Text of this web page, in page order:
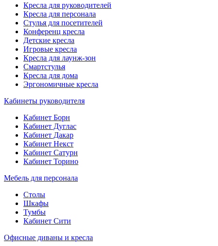
Кресла для руководителей
Кресла для персонала
Стулья для посетителей
Конференц кресла
Детские кресла
Игровые кресла
Кресла для лаунж-зон
Смартстулья
Кресла для дома
Эргономичные кресла
Кабинеты руководителя
Кабинет Борн
Кабинет Дуглас
Кабинет Дакар
Кабинет Некст
Кабинет Сатурн
Кабинет Торино
Мебель для персонала
Столы
Шкафы
Тумбы
Кабинет Сити
Офисные диваны и кресла